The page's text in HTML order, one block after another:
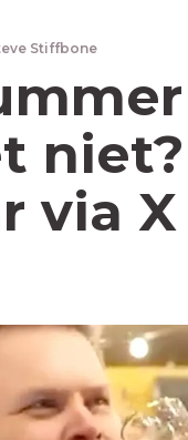
Stiffbone
via